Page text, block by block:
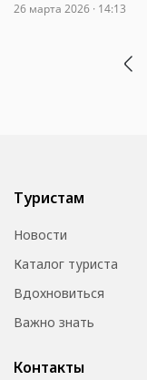
26 марта 2026 · 14:13
Туристам
Новости
Каталог туриста
Вдохновиться
Важно знать
Контакты